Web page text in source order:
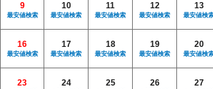
9
最安値検索
10
最安値検索
11
最安値検索
12
最安値検索
13
最安値検
16
最安値検索
17
最安値検索
18
最安値検索
19
最安値検索
20
最安値検
23 24 25 26 27